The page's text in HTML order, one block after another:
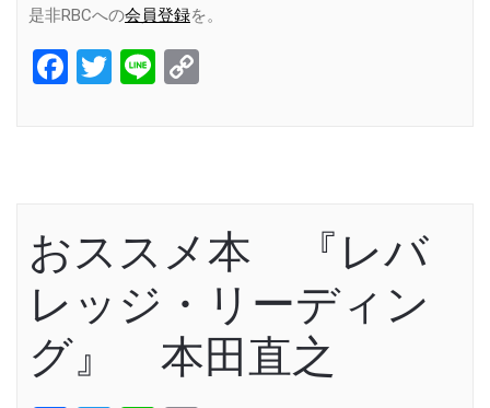
是非RBCへの会員登録を。
Facebook
Twitter
Line
おススメ本 『レバ
レッジ・リーディン
グ』 本田直之